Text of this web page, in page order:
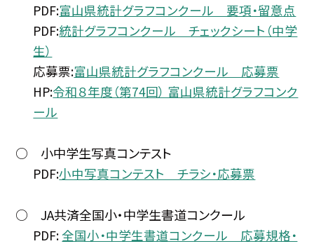
PDF:富山県統計グラフコンクール 要項・留意点
PDF:統計グラフコンクール チェックシート（中学
生）
応募票:富山県統計グラフコンクール 応募票
HP:令和８年度（第74回） 富山県統計グラフコンク
ール
○ 小中学生写真コンテスト
PDF:小中写真コンテスト チラシ・応募票
○ JA共済全国小・中学生書道コンクール
PDF: 全国小・中学生書道コンクール 応募規格・